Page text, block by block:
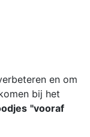
en om
bij het
"vooraf